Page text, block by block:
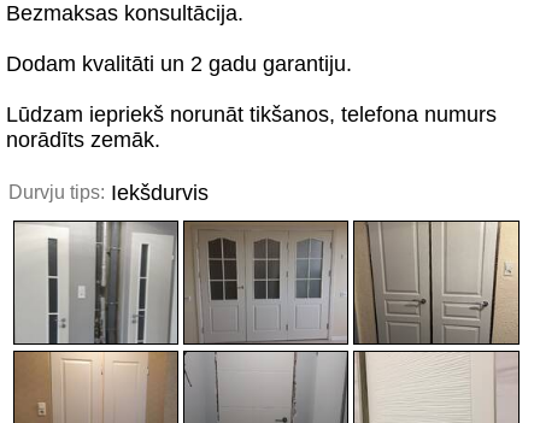
Bezmaksas konsultācija.
Dodam kvalitāti un 2 gadu garantiju.
Lūdzam iepriekš norunāt tikšanos, telefona numurs
norādīts zemāk.
Durvju tips: Iekšdurvis